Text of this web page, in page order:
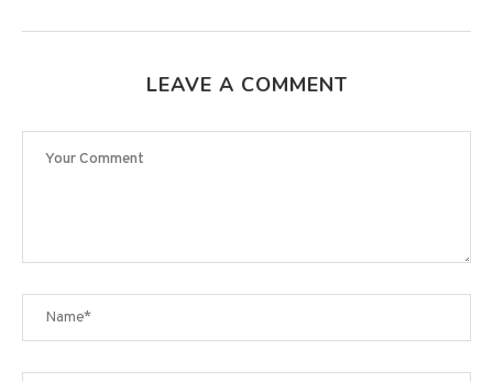
LEAVE A COMMENT